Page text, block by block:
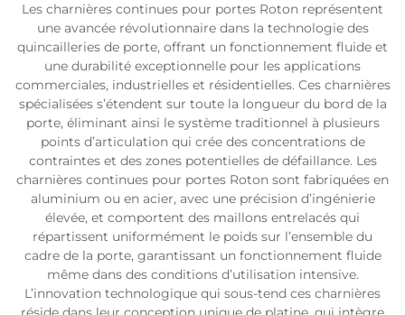
Les charnières continues pour portes Roton représentent
une avancée révolutionnaire dans la technologie des
quincailleries de porte, offrant un fonctionnement fluide et
une durabilité exceptionnelle pour les applications
commerciales, industrielles et résidentielles. Ces charnières
spécialisées s’étendent sur toute la longueur du bord de la
porte, éliminant ainsi le système traditionnel à plusieurs
points d’articulation qui crée des concentrations de
contraintes et des zones potentielles de défaillance. Les
charnières continues pour portes Roton sont fabriquées en
aluminium ou en acier, avec une précision d’ingénierie
élevée, et comportent des maillons entrelacés qui
répartissent uniformément le poids sur l’ensemble du
cadre de la porte, garantissant un fonctionnement fluide
même dans des conditions d’utilisation intensive.
L’innovation technologique qui sous-tend ces charnières